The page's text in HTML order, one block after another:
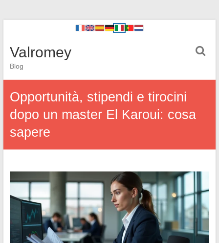
Valromey
Blog
Opportunità, stipendi e tirocini
dopo un master El Karoui: cosa
sapere